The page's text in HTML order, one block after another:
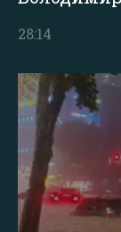
28:14